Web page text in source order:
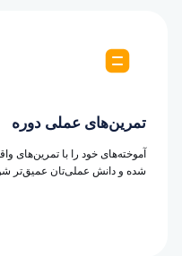
تمرین‌های عملی دوره
آموخته‌های خود را با تمرین‌های
شده و دانش عملی‌تان عمیق‌تر